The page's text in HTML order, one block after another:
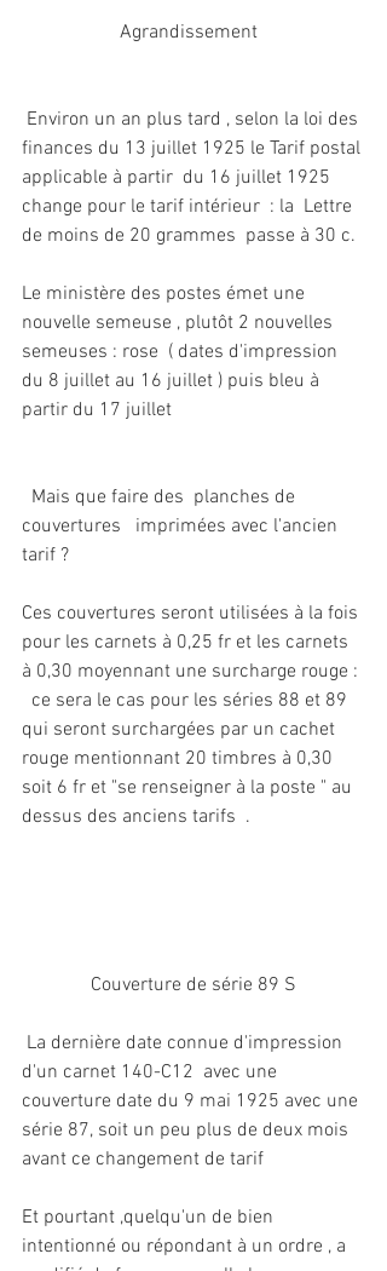
Agrandissement
finances du 13 juillet 1925 le Tarif postal
applicable à partir  du 16 juillet 1925
change pour le tarif intérieur  : la  Lettre
de moins de 20 grammes  passe à 30 c.
Le ministère des postes émet une
nouvelle semeuse , plutôt 2 nouvelles
semeuses : rose  ( dates d'impression
du 8 juillet au 16 juillet ) puis bleu à
partir du 17 juillet
couvertures   imprimées avec l'ancien
tarif ?
Ces couvertures seront utilisées à la fois
pour les carnets à 0,25 fr et les carnets
à 0,30 moyennant une surcharge rouge :
  ce sera le cas pour les séries 88 et 89
qui seront surchargées par un cachet
rouge mentionnant 20 timbres à 0,30
soit 6 fr et "se renseigner à la poste " au
dessus des anciens tarifs  .
Couverture de série 89 S
d'un carnet 140-C12  avec une
couverture date du 9 mai 1925 avec une
série 87, soit un peu plus de deux mois
avant ce changement de tarif
Et pourtant ,quelqu'un de bien
intentionné ou répondant à un ordre , a